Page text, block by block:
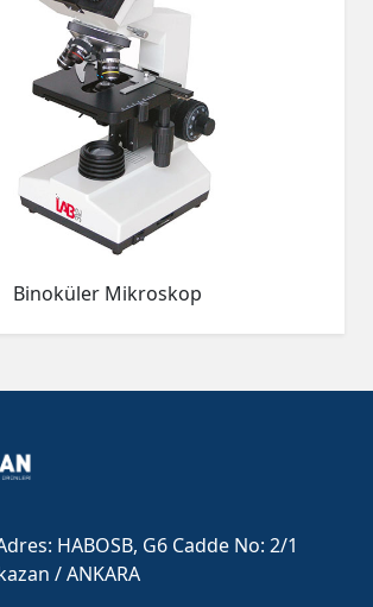
Binoküler Mikroskop
HABOSB, G6 Cadde No: 2/1
/ ANKARA